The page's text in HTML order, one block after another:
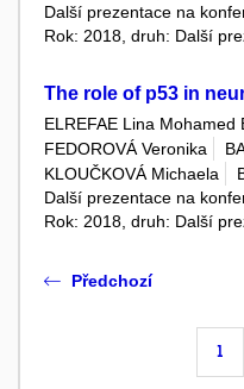
Další prezentace na
Rok: 2018, druh: Další
The role of p53 in
ELREFAE Lina Mohamed
FEDOROVÁ Veronika
KLOUČKOVÁ Michaela
Další prezentace na
Rok: 2018, druh: Další
Předchozí
1